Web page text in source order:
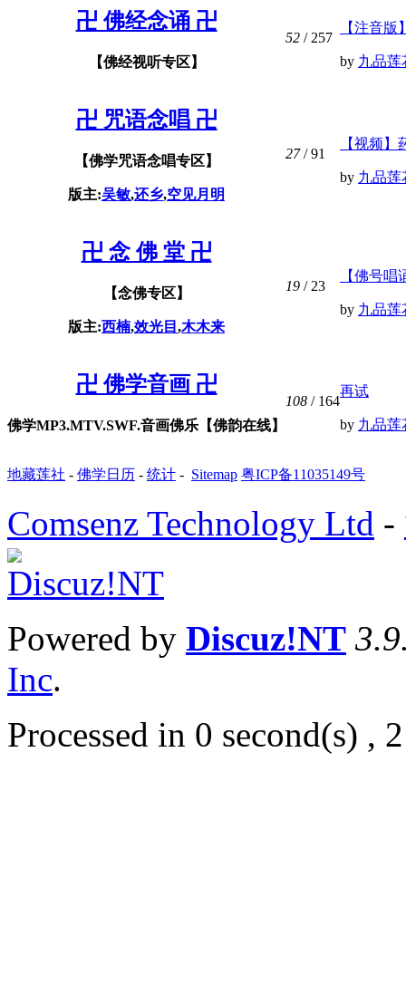
卍 佛经念诵 卍
【佛经视听专区】
52 / 257
【注音
by 九品莲
卍 咒语念唱 卍
【佛学咒语念唱专区】
版主:吴敏,还乡,空见月明
27/ 91
【视频】
by 九品莲
卍 念 佛 堂 卍
【念佛专区】
版主:西楠,效光目 ,木木来
19 / 23
【佛号
by 九品莲
卍 佛学音画 卍
佛学MP3.MTV.SWF.音画佛乐【佛韵在线】
108 / 164
再试
by 九品莲
地藏莲社 - 佛学日历 - 统计 - Sitemap 粤ICP备11035149号
Comsenz Technology Ltd -
Powered by Discuz!NT
Inc.
Processed in 0 second(s) ,